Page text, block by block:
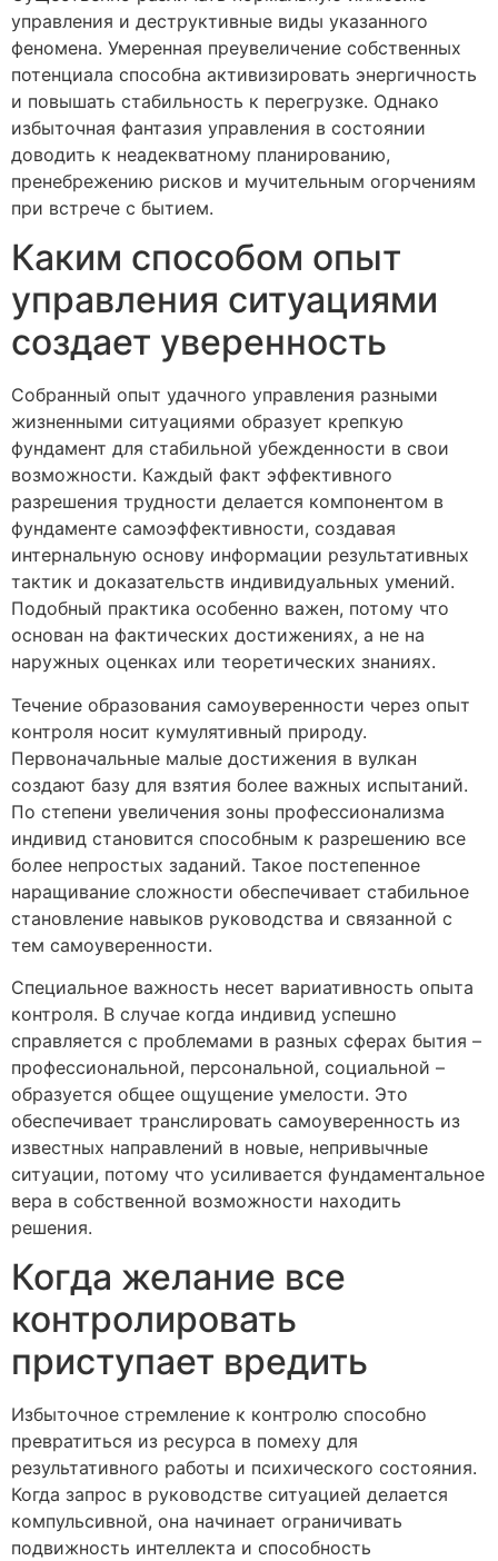
управления и деструктивные виды указанного
феномена. Умеренная преувеличение собственных
потенциала способна активизировать энергичность
и повышать стабильность к перегрузке. Однако
избыточная фантазия управления в состоянии
доводить к неадекватному планированию,
пренебрежению рисков и мучительным огорчениям
при встрече с бытием.
Каким способом опыт
управления ситуациями
создает уверенность
Собранный опыт удачного управления разными
жизненными ситуациями образует крепкую
фундамент для стабильной убежденности в свои
возможности. Каждый факт эффективного
разрешения трудности делается компонентом в
фундаменте самоэффективности, создавая
интернальную основу информации результативных
тактик и доказательств индивидуальных умений.
Подобный практика особенно важен, потому что
основан на фактических достижениях, а не на
наружных оценках или теоретических знаниях.
Течение образования самоуверенности через опыт
контроля носит кумулятивный природу.
Первоначальные малые достижения в вулкан
создают базу для взятия более важных испытаний.
По степени увеличения зоны профессионализма
индивид становится способным к разрешению все
более непростых заданий. Такое постепенное
наращивание сложности обеспечивает стабильное
становление навыков руководства и связанной с
тем самоуверенности.
Специальное важность несет вариативность опыта
контроля. В случае когда индивид успешно
справляется с проблемами в разных сферах бытия –
профессиональной, персональной, социальной –
образуется общее ощущение умелости. Это
обеспечивает транслировать самоуверенность из
известных направлений в новые, непривычные
ситуации, потому что усиливается фундаментальное
вера в собственной возможности находить
решения.
Когда желание все
контролировать
приступает вредить
Избыточное стремление к контролю способно
превратиться из ресурса в помеху для
результативного работы и психического состояния.
Когда запрос в руководстве ситуацией делается
компульсивной, она начинает ограничивать
подвижность интеллекта и способность